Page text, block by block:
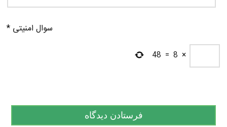
سوال امنیتی *
×
8
=
48